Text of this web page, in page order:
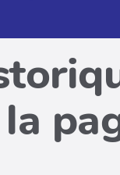
la